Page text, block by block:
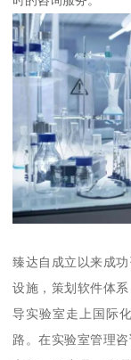
臻达自成立以来成
设施，策划软件体
导实验室走上国际
路。在实验室管理